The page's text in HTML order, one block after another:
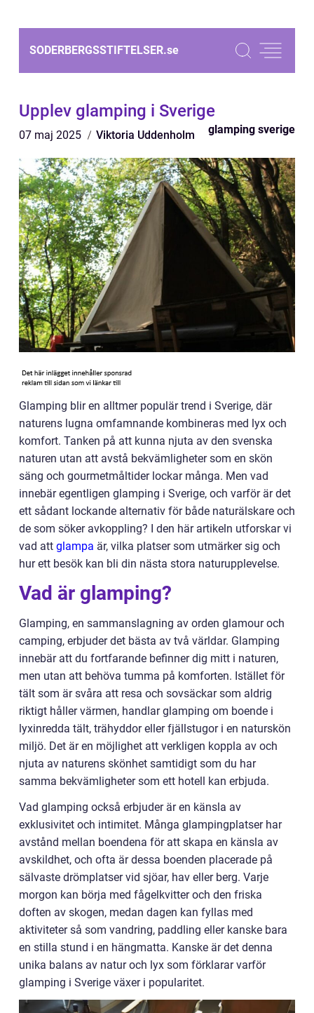
SODERBERGSSTIFTELSER.se
Upplev glamping i Sverige
07 maj 2025 Viktoria Uddenholm glamping sverige
Glamping blir en alltmer populär trend i Sverige, där
naturens lugna omfamnande kombineras med lyx och
komfort. Tanken på att kunna njuta av den svenska
naturen utan att avstå bekvämligheter som en skön
säng och gourmetmåltider lockar många. Men vad
innebär egentligen glamping i Sverige, och varför är det
ett sådant lockande alternativ för både naturälskare och
de som söker avkoppling? I den här artikeln utforskar vi
vad att glampa är, vilka platser som utmärker sig och
hur ett besök kan bli din nästa stora naturupplevelse.
Vad är glamping?
Glamping, en sammanslagning av orden glamour och
camping, erbjuder det bästa av två världar. Glamping
innebär att du fortfarande befinner dig mitt i naturen,
men utan att behöva tumma på komforten. Istället för
tält som är svåra att resa och sovsäckar som aldrig
riktigt håller värmen, handlar glamping om boende i
lyxinredda tält, trähyddor eller fjällstugor i en naturskön
miljö. Det är en möjlighet att verkligen koppla av och
njuta av naturens skönhet samtidigt som du har
samma bekvämligheter som ett hotell kan erbjuda.
Vad glamping också erbjuder är en känsla av
exklusivitet och intimitet. Många glampingplatser har
avstånd mellan boendena för att skapa en känsla av
avskildhet, och ofta är dessa boenden placerade på
sälvaste drömplatser vid sjöar, hav eller berg. Varje
morgon kan börja med fågelkvitter och den friska
doften av skogen, medan dagen kan fyllas med
aktiviteter så som vandring, paddling eller kanske bara
en stilla stund i en hängmatta. Kanske är det denna
unika balans av natur och lyx som förklarar varför
glamping i Sverige växer i popularitet.